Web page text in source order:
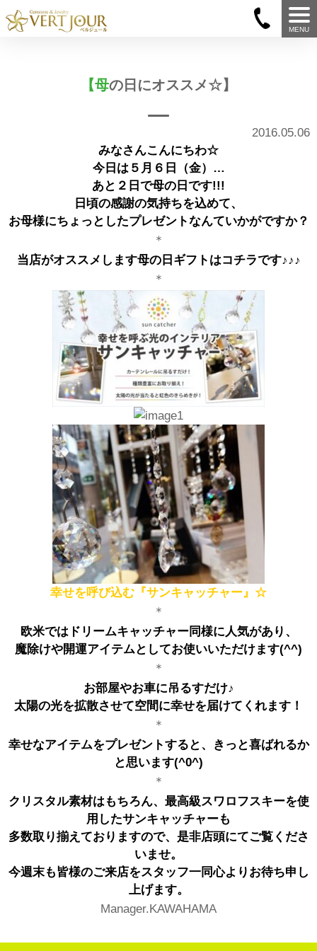
MENU
【母の日にオススメ☆】
2016.05.06
みなさんこんにちわ☆
今日は５月６日（金）…
あと２日で母の日です!!!
日頃の感謝の気持ちを込めて、
お母様にちょっとしたプレゼントなんていかがですか？
＊
当店がオススメします母の日ギフトはコチラです♪♪♪
＊
幸せを呼び込む『サンキャッチャー』☆
＊
欧米ではドリームキャッチャー同様に人気があり、
魔除けや開運アイテムとしてお使いいただけます(^^)
＊
お部屋やお車に吊るすだけ♪
太陽の光を拡散させて空間に幸せを届けてくれます！
＊
幸せなアイテムをプレゼントすると、きっと喜ばれるか
と思います(^0^)
＊
クリスタル素材はもちろん、最高級スワロフスキーを使
用したサンキャッチャーも
多数取り揃えておりますので、是非店頭にてご覧くださ
いませ。
今週末も皆様のご来店をスタッフ一同心よりお待ち申し
上げます。
Manager.KAWAHAMA